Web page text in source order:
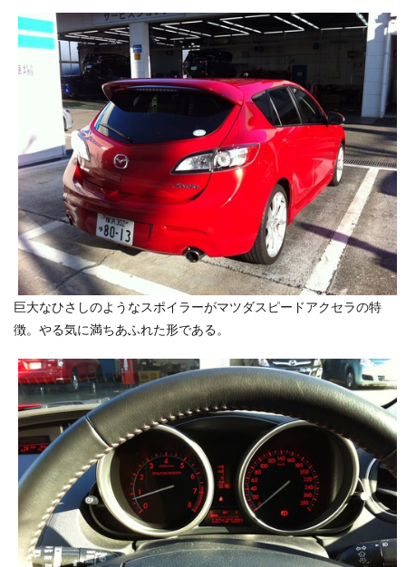
巨大なひさしのようなスポイラーがマツダスピードアクセラの特
徴。やる気に満ちあふれた形である。